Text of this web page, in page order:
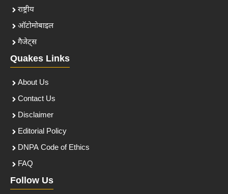
राष्ट्रीय
ऑटोमोबाइल
गैजेट्स
Quakes Links
About Us
Contact Us
Disclaimer
Editorial Policy
DNPA Code of Ethics
FAQ
Follow Us